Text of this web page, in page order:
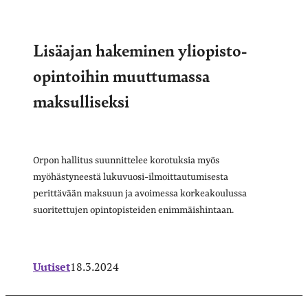
Lisäajan hakeminen yliopisto-
opintoihin muuttumassa
maksulliseksi
Orpon hallitus suunnittelee korotuksia myös
myöhästyneestä lukuvuosi-ilmoittautumisesta
perittävään maksuun ja avoimessa korkeakoulussa
suoritettujen opintopisteiden enimmäishintaan.
Uutiset18.3.2024